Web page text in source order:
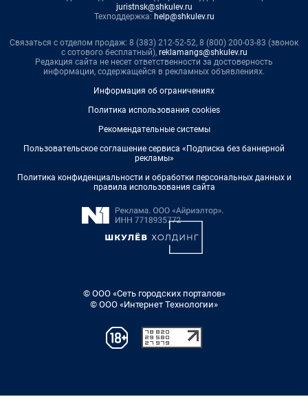
juristnsk@shkulev.ru
Техподдержка: help@shkulev.ru
Связаться с отделом продаж: 8 (383) 212-52-52, 8 (800) 200-03-83 (звонок
с сотового бесплатный), reklamangs@shkulev.ru
Редакция сайта не несет ответственности за достоверность
информации, содержащейся в рекламных объявлениях.
Информация об ограничениях
Политика использования cookies
Рекомендательные системы
Пользовательское соглашение сервиса «Подписка без баннерной
рекламы»
Политика конфиденциальности и обработки персональных данных и
правила использования сайта
© ООО «Сеть городских порталов»
© ООО «Интернет Технологии»